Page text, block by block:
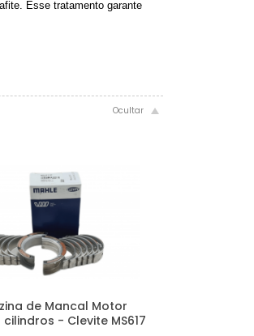
Esse tratamento garante
de Mancal Motor
- Clevite MS617